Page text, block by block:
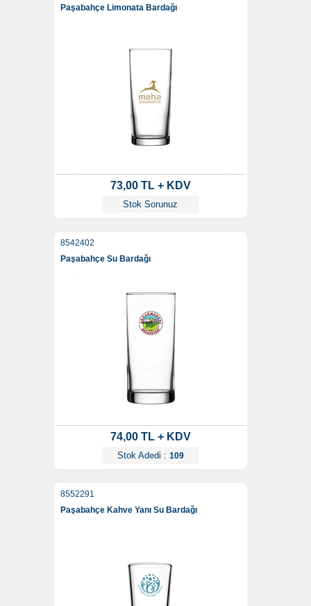
Paşabahçe Limonata Bardağı
73,00 TL + KDV
Stok Sorunuz
8542402
Paşabahçe Su Bardağı
74,00 TL + KDV
Stok Adedi : 109
8552291
Paşabahçe Kahve Yanı Su Bardağı